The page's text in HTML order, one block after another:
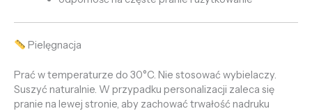
Pielęgnacja
Prać w temperaturze do 30°C. Nie stosować wybielaczy.
Suszyć naturalnie. W przypadku personalizacji zaleca się
pranie na lewej stronie, aby zachować trwałość nadruku